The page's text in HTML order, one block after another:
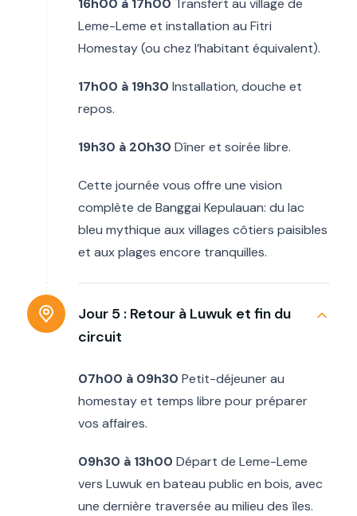
16h00 à 17h00 Transfert au village de
Leme-Leme et installation au Fitri
Homestay (ou chez l’habitant équivalent).
17h00 à 19h30 Installation, douche et
repos.
19h30 à 20h30 Dîner et soirée libre.
Cette journée vous offre une vision
complète de Banggai Kepulauan: du lac
bleu mythique aux villages côtiers paisibles
et aux plages encore tranquilles.
Jour 5 : Retour à Luwuk et fin du
circuit
07h00 à 09h30 Petit-déjeuner au
homestay et temps libre pour préparer
vos affaires.
09h30 à 13h00 Départ de Leme-Leme
vers Luwuk en bateau public en bois, avec
une dernière traversée au milieu des îles.